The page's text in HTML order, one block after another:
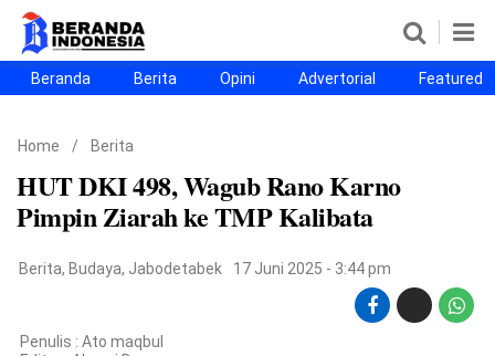
Beranda
Berita
Opini
Advertorial
Featured
Beranda25
SEGMEN
Nusantara
Jabodetabek
Sulselbar
Kota Makassar
Beranda Berita Opini Advertorial Featured
Home / Berita
HUT DKI 498, Wagub Rano Karno
Pimpin Ziarah ke TMP Kalibata
Berita, Budaya, Jabodetabek 17 Juni 2025 - 3:44 pm
Penulis : Ato maqbul